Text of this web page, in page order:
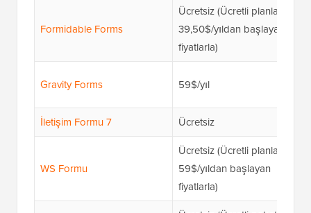
Formidable Forms
Ücretsiz (Ücretli planlar
39,50$/yıldan başlayan
fiyatlarla)
Gravity Forms 59$/yıl
İletişim Formu 7 Ücretsiz
WS Formu
Ücretsiz (Ücretli planlar
59$/yıldan başlayan
fiyatlarla)